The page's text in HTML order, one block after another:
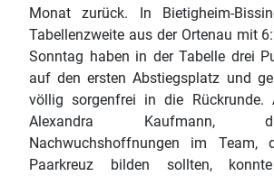
Monat zurück. In Bietigheim-
Tabellenzweite aus der Ortenau mit
Sonntag haben in der Tabelle drei
auf den ersten Abstiegsplatz und
völlig sorgenfrei in die Rückrunde.
Alexandra Kaufmann,
Nachwuchshoffnungen im Team,
Paarkreuz bilden sollten,